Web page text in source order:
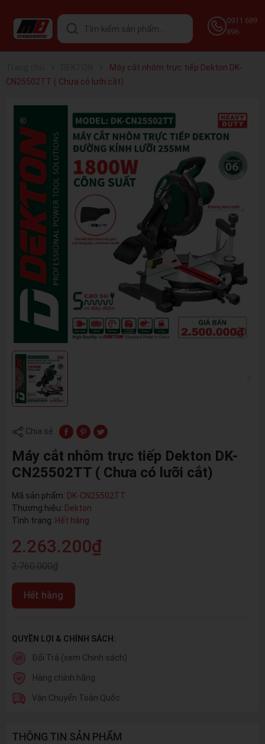
0911 689
896
Máy cắt nhôm trực tiếp Dekton DK-
CN25502TT ( Chưa có lưỡi cắt)
Chia sẻ
Máy cắt nhôm trực tiếp Dekton DK-
CN25502TT ( Chưa có lưỡi cắt)
Mã sản phẩm: DK-CN25502TT
Thương hiệu: Dekton
Tình trạng: Hết hàng
2.263.200₫
2.760.000₫
Hết hàng
QUYỀN LỢI & CHÍNH SÁCH:
Đổi Trả (xem Chính sách)
Hàng chính hãng
Vận Chuyển Toàn Quốc
THÔNG TIN SẢN PHẨM